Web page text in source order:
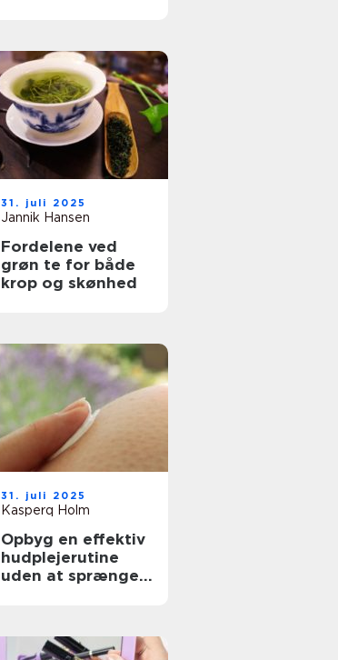
31. juli 2025
Jannik Hansen
Fordelene ved
grøn te for både
krop og skønhed
31. juli 2025
Kasperq Holm
Opbyg en effektiv
hudplejerutine
uden at sprænge